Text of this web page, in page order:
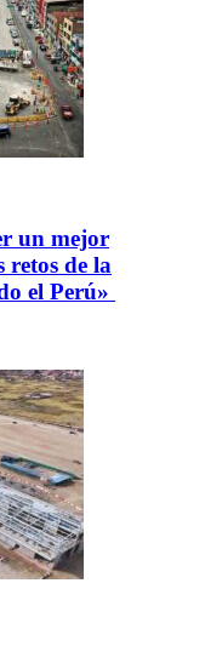
un mejor
retos de la
el Perú»